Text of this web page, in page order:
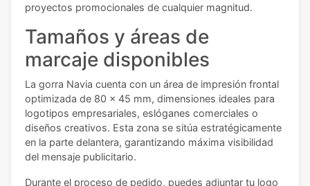
proyectos promocionales de cualquier magnitud.
Tamaños y áreas de
marcaje disponibles
La gorra Navia cuenta con un área de impresión frontal
optimizada de 80 x 45 mm, dimensiones ideales para
logotipos empresariales, eslóganes comerciales o
diseños creativos. Esta zona se sitúa estratégicamente
en la parte delantera, garantizando máxima visibilidad
del mensaje publicitario.
Durante el proceso de pedido, puedes adjuntar tu logo